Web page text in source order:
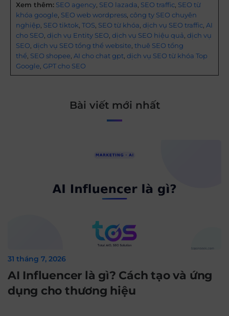
Xem thêm: SEO agency SEO lazada SEO traffic SEO từ
khóa google SEO web wordpress công ty SEO chuyên
nghiệp SEO tiktok TOS SEO từ khóa dịch vụ SEO traffic AI
cho SEO dịch vụ Entity SEO dịch vụ SEO hiệu quả dịch vụ
SEO dịch vụ SEO tổng thể website thuê SEO tổng
thể SEO shopee AI cho chat gpt dịch vụ SEO từ khóa Top
Google GPT cho SEO
Bài viết mới nhất
31 tháng 7, 2026
AI Influencer là gì? Cách tạo và ứng
dụng cho thương hiệu